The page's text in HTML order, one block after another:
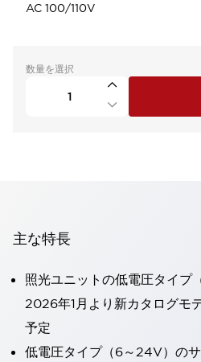
AC 100/110V
数量を選択
主な特長
照光ユニットの低電圧タイプ
2026年1月より新カタログモ
予定
低電圧タイプ（6～24V）の